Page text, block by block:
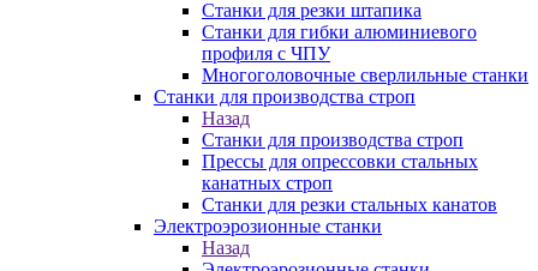
Станки для резки штапика
Станки для гибки алюминиевого
профиля с ЧПУ
Многоголовочные сверлильные станки
Станки для производства строп
Назад
Станки для производства строп
Прессы для опрессовки стальных
канатных строп
Станки для резки стальных канатов
Электроэрозионные станки
Назад